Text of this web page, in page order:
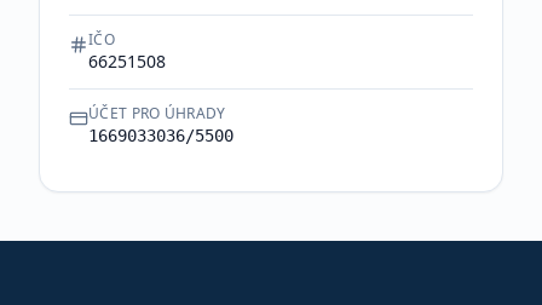
IČO
66251508
ÚČET PRO ÚHRADY
1669033036/5500